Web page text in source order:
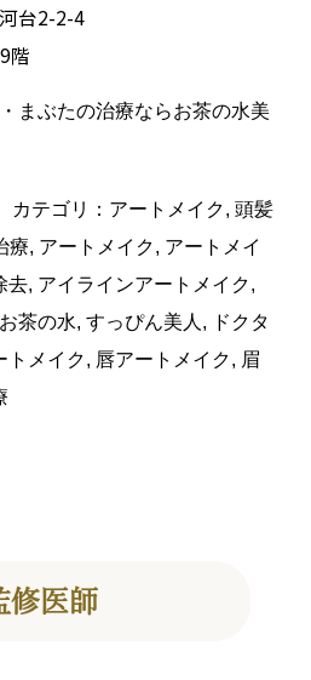
台2-2-4
階
まぶたの治療ならお茶の水美
カテゴリ： アートメイク, 頭髪
療, アートメイク, アートメイ
去, アイラインアートメイク,
お茶の水, すっぴん美人 , ドクタ
トメイク, 唇アートメイク, 眉
修医師